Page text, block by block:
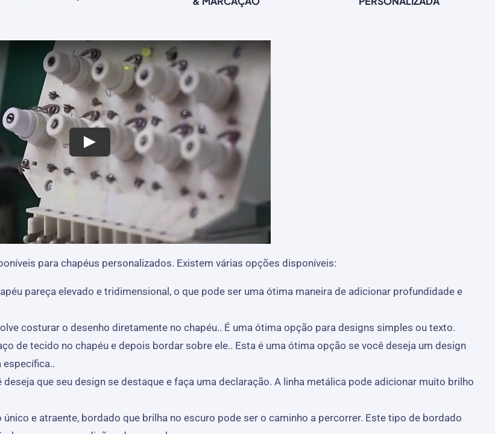
para chapéus personalizados. Existem várias opções disponíveis:
pareça elevado e tridimensional, o que pode ser uma ótima maneira de adicionar profundidade e
costurar o desenho diretamente no chapéu.. É uma ótima opção para designs simples ou texto.
de tecido no chapéu e depois bordar sobre ele.. Esta é uma ótima opção se você deseja um design
específica..
que seu design se destaque e faça uma declaração. A linha metálica pode adicionar muito brilho
e atraente, bordado que brilha no escuro pode ser o caminho a percorrer. Este tipo de bordado